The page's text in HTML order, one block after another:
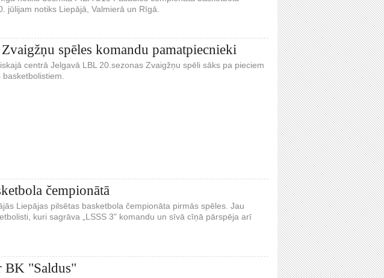
jūlijam notiks Liepājā, Valmierā un Rīgā.
spēles komandu pamatpiecnieki
centrā Jelgavā LBL 20.sezonas Zvaigžņu spēli sāks pa pieciem
čempionātā
Liepājas pilsētas basketbola čempionāta pirmās spēles. Jau
kuri sagrāva „LSSS 3" komandu un sīvā cīņā pārspēja arī
BK "Saldus"